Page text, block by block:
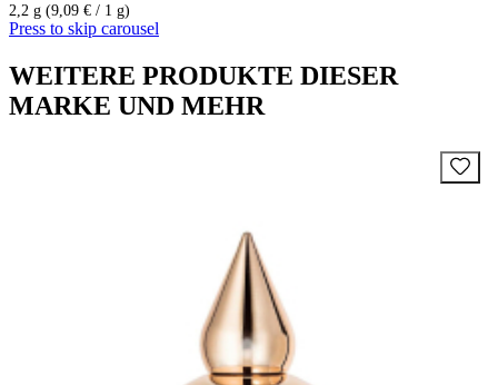
2,2 g (9,09 € / 1 g)
Press to skip carousel
WEITERE PRODUKTE DIESER
MARKE UND MEHR